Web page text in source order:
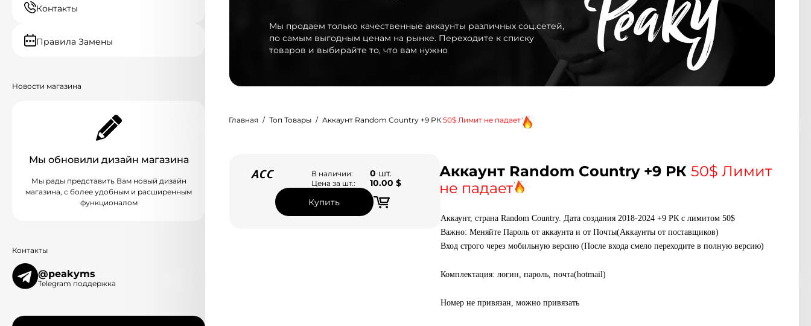
Контакты
Правила Замены
Новости магазина
Мы обновили дизайн магазина
Мы рады представить Вам новый дизайн
магазина, с более удобным и расширенным
функционалом
Контакты
@peakyms
Telegram поддержка
Мы продаем только качественные аккаунты различных соц.сетей,
по самым выгодным ценам на рынке. Переходите к списку
товаров и выбирайте то, что вам нужно
Главная Топ Товары Аккаунт Random Country +9 РК 50$ Лимит не падает
В наличии: 0 шт.
Цена за шт.:
10.00 $
Купить
Аккаунт Random Country +9 РК 50$ Лимит
не падает
Аккаунт, страна Random Country. Дата создания 2018-2024 +9 РК с лимитом 50$
Важно: Меняйте Пароль от аккаунта и от Почты(Аккаунты от поставщиков)
Вход строго через мобильную версию (После входа смело переходите в полную версию)
Комплектация: логин, пароль, почта(hotmail)
Номер не привязан, можно привязать